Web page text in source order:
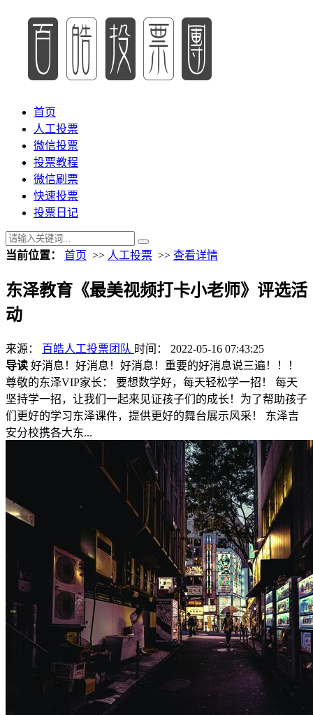
首页
人工投票
微信投票
投票教程
微信刷票
快速投票
投票日记
当前位置： 首页 >> 人工投票 >> 查看详情
东泽教育《最美视频打卡小老师》评选活
动
来源： 百皓人工投票团队 时间： 2022-05-16 07:43:25
导读 好消息！好消息！好消息！重要的好消息说三遍！！！
尊敬的东泽VIP家长： 要想数学好，每天轻松学一招！ 每天
坚持学一招，让我们一起来见证孩子们的成长！为了帮助孩子
们更好的学习东泽课件，提供更好的舞台展示风采！ 东泽吉
安分校携各大东...